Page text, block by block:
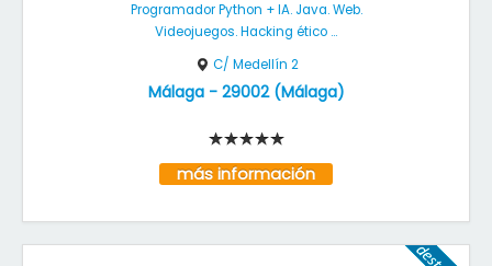
Programador Python + IA. Java. Web.
Videojuegos. Hacking ético ...
C/ Medellín 2
Málaga- 29002(Málaga)
más información